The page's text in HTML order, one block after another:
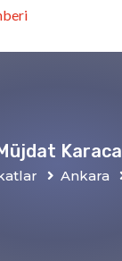
Karaca
Ankara